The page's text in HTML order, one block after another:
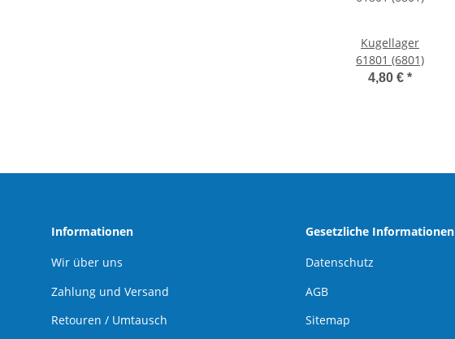
Kugellager
61801 (6801)
4,80 € *
Informationen
Wir über uns
Zahlung und Versand
Retouren / Umtausch
Gesetzliche Informationen
Datenschutz
AGB
Sitemap